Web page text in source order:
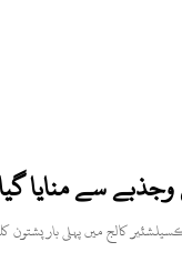
سے منایا